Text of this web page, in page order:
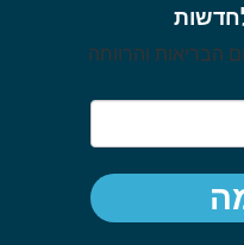
הבריאות והרווחה